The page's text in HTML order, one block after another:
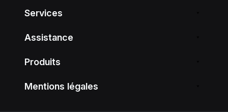
Services
Assistance
Produits
Mentions légales